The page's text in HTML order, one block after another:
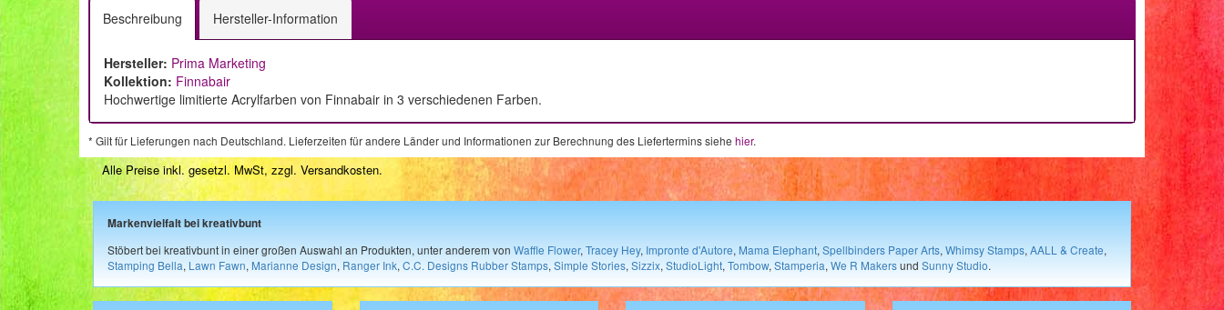
Beschreibung Hersteller-Information
Hersteller: Prima Marketing
Kollektion: Finnabair
Hochwertige limitierte Acrylfarben von Finnabair in 3 verschiedenen Farben.
* Gilt für Lieferungen nach Deutschland. Lieferzeiten für andere Länder und Informationen zur Berechnung des Liefertermins siehe hier.
Alle Preise inkl. gesetzl. MwSt, zzgl. Versandkosten.
Markenvielfalt bei kreativbunt
Stöbert bei kreativbunt in einer großen Auswahl an Produkten, unter anderem von Waffle Flower, Tracey Hey, Impronte d'Autore, Mama Elephant, Spellbinders Paper Arts, Whimsy Stamps, AALL & Create,
Stamping Bella, Lawn Fawn, Marianne Design, Ranger Ink, C.C. Designs Rubber Stamps, Simple Stories, Sizzix, StudioLight, Tombow, Stamperia, We R Makersund Sunny Studio.